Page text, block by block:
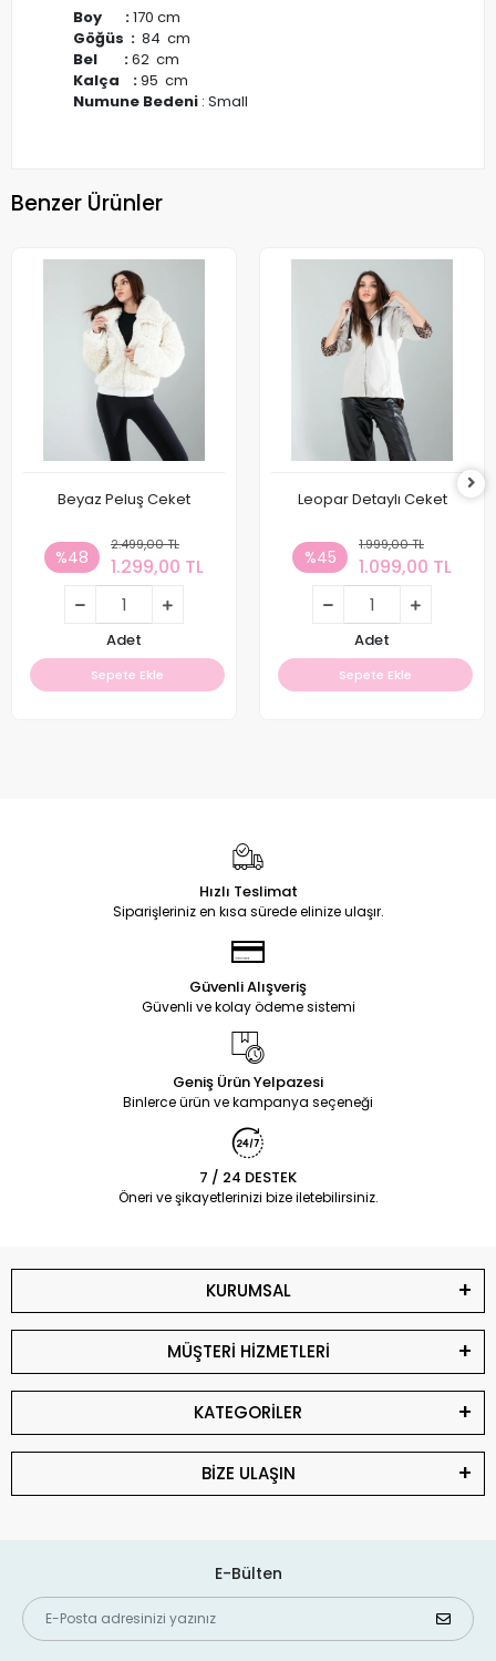
Boy :170 cm
Göğüs : 84 cm
Bel :62 cm
Kalça :95 cm
Numune Bedeni : Small
Benzer Ürünler
Beyaz Peluş Ceket
%48
2.499,00 TL
1.299,00 TL
Adet
Sepete Ekle
Leopar Detaylı Ceket
%45
1.999,00 TL
1.099,00 TL
Adet
Sepete Ekle
Hızlı Teslimat
Siparişleriniz en kısa sürede elinize ulaşır.
Güvenli Alışveriş
Güvenli ve kolay ödeme sistemi
Geniş Ürün Yelpazesi
Binlerce ürün ve kampanya seçeneği
7 / 24 DESTEK
Öneri ve şikayetlerinizi bize iletebilirsiniz.
KURUMSAL
MÜŞTERİ HİZMETLERİ
KATEGORİLER
BİZE ULAŞIN
E-Bülten